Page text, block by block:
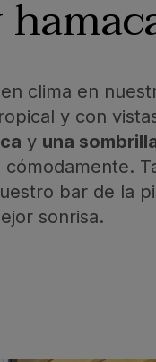
clima en
y con
y una
bar de la
sonrisa.